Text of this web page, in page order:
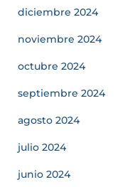
diciembre 2024
noviembre 2024
octubre 2024
septiembre 2024
agosto 2024
julio 2024
junio 2024